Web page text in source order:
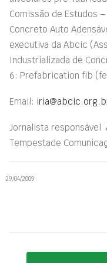
Comissão de Estudos
Concreto Auto
executiva da Abcic
Industrializada de
6: Prefabrication fib
Email:
Jornalista responsável 
Tempestade
29/04/2009